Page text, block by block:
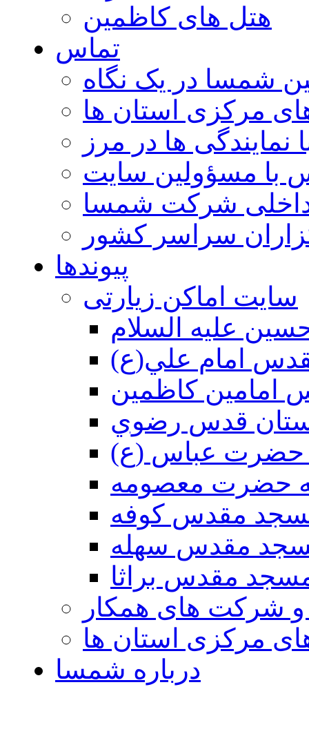
هتل های کاظمین
تماس
شمسا در یک نگاه
مرکزی استان ها
نمایندگی ها در مرز
با مسؤولین سایت
شرکت شمسا
سراسر کشور
پیوندها
سایت اماکن زیارتی
عليه السلام
امام علي(ع)
امامين كاظمين
قدس رضوي
حضرت عباس (ع)
حضرت معصومه
مقدس كوفه
مقدس سهله
مقدس براثا
و شرکت های همکار
مرکزی استان ها
درباره شمسا